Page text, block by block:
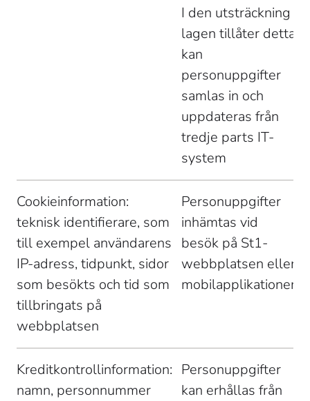
I den utsträckning
lagen tillåter detta
kan
personuppgifter
samlas in och
uppdateras från
tredje parts IT-
system
Cookieinformation:
teknisk identifierare, som
till exempel användarens
IP-adress, tidpunkt, sidor
som besökts och tid som
tillbringats på
webbplatsen
Personuppgifter
inhämtas vid
besök på St1-
webbplatsen eller
mobilapplikationen
Kreditkontrollinformation:
namn, personnummer
Personuppgifter
kan erhållas från